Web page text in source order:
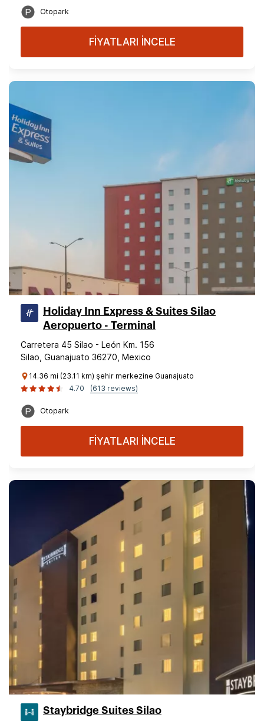
Otopark
FİYATLARI İNCELE
Holiday Inn Express & Suites Silao
Aeropuerto - Terminal
Carretera 45 Silao - León Km. 156
Silao, Guanajuato 36270, Mexico
14.36 mi (23.11 km) şehir merkezine Guanajuato
4.70
(613 reviews)
Otopark
FİYATLARI İNCELE
Staybridge Suites Silao